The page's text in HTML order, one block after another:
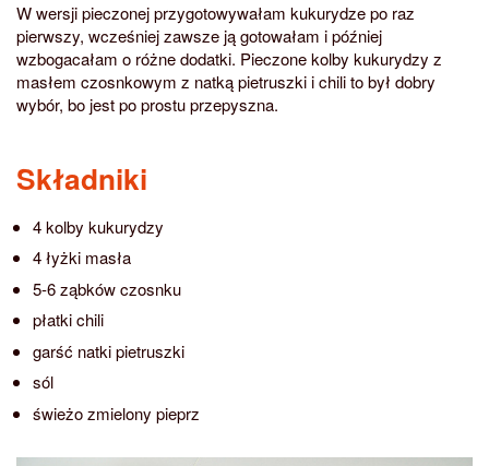
W wersji pieczonej przygotowywałam kukurydze po raz
pierwszy, wcześniej zawsze ją gotowałam i później
wzbogacałam o różne dodatki. Pieczone kolby kukurydzy z
masłem czosnkowym z natką pietruszki i chili to był dobry
wybór, bo jest po prostu przepyszna.
Składniki
4 kolby kukurydzy
4 łyżki masła
5-6 ząbków czosnku
płatki chili
garść natki pietruszki
sól
świeżo zmielony pieprz